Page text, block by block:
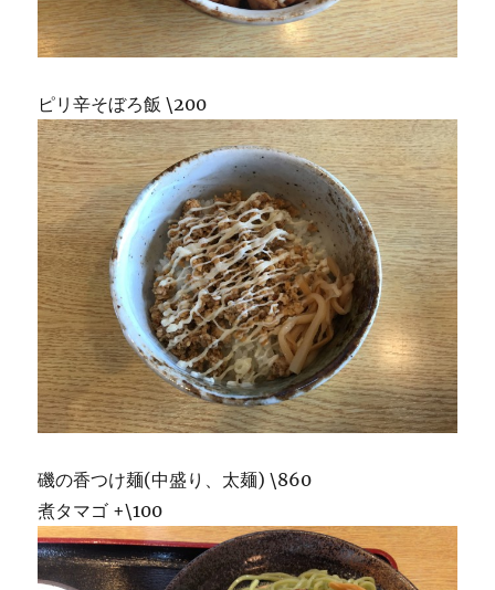
ピリ辛そぼろ飯 \200
磯の香つけ麺(中盛り、太麺) \860
煮タマゴ +\100